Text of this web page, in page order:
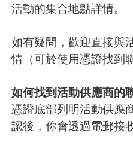
活動的集合地點詳情。
如有疑問，歡迎直接與
情（可於使用憑證找到
如何找到活動供應商的
憑證底部列明活動供應
認後，你會透過電郵接